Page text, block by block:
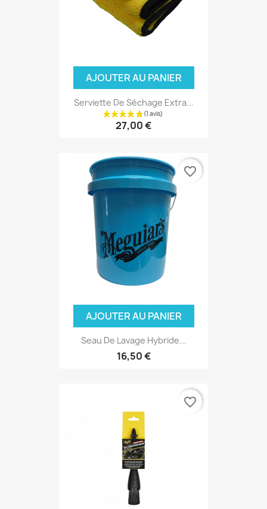
AJOUTER AU PANIER
Serviette De Séchage Extra...
27,00 €
AJOUTER AU PANIER
Seau De Lavage Hybride...
16,50 €
favorite_border
favorite_border